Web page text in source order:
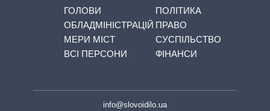
ГОЛОВИ
ОБЛАДМІНІСТРАЦІЙ
МЕРИ МІСТ
ВСІ ПЕРСОНИ
ПОЛІТИКА
ПРАВО
СУСПІЛЬСТВО
ФІНАНСИ
info@slovoidilo.ua